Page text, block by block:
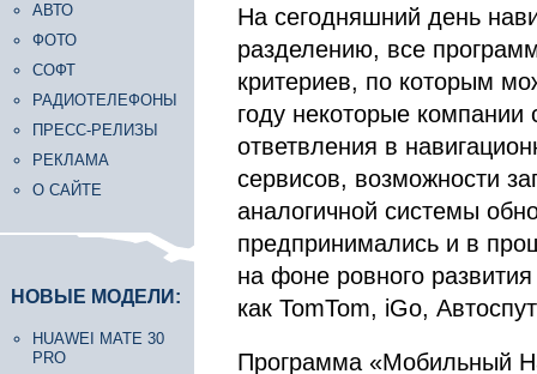
АВТО
ФОТО
СОФТ
РАДИОТЕЛЕФОНЫ
ПРЕСС-РЕЛИЗЫ
РЕКЛАМА
О САЙТЕ
НОВЫЕ МОДЕЛИ:
HUAWEI MATE 30
PRO
На сегодняшний день
разделению, все
критериев, по которым
году некоторые
ответвления в
сервисов, возможности
аналогичной системы
предпринимались и в
на фоне ровного
как TomTom, iGo,
Программа «Мобильный